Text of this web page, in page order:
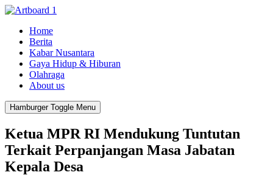
Home
Berita
Kabar Nusantara
Gaya Hidup & Hiburan
Olahraga
About us
Hamburger Toggle Menu
Ketua MPR RI Mendukung Tuntutan
Terkait Perpanjangan Masa Jabatan
Kepala Desa